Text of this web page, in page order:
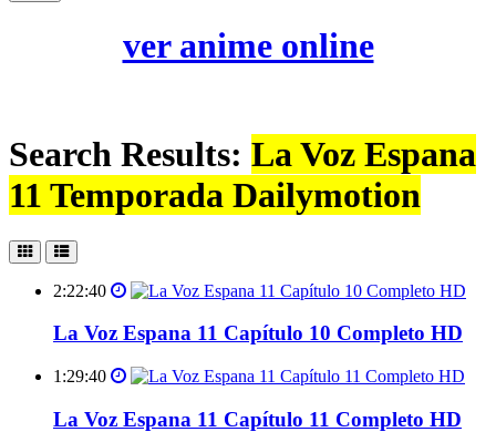
ver anime online
Search Results: La Voz Espana
11 Temporada Dailymotion
2:22:40
La Voz Espana 11 Capítulo 10 Completo HD
1:29:40
La Voz Espana 11 Capítulo 11 Completo HD